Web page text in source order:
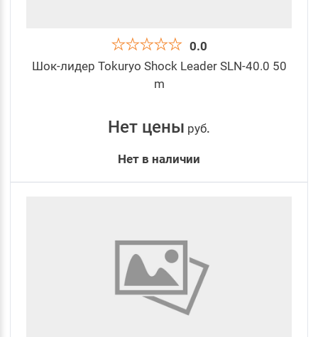
0.0
Шок-лидер Tokuryo Shock Leader SLN-40.0 50
m
Нет цены руб.
Нет в наличии